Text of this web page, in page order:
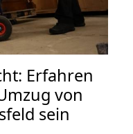
Erfahren
von
sein